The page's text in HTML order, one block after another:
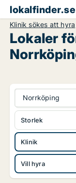
lokalfinder.se
Klinik sökes att hyra
Lokaler
Norrköping
Klinik
Vill hyra
Storlek